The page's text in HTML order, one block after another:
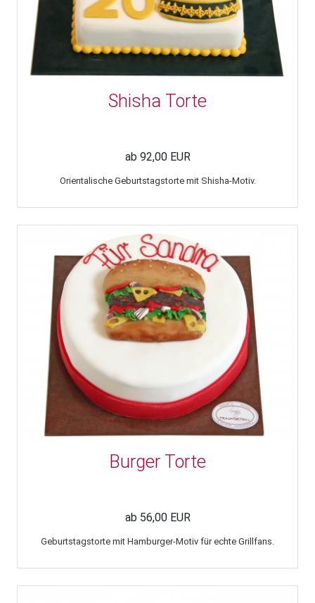
Shisha Torte
ab 92,00 EUR
Orientalische Geburtstagstorte mit Shisha-Motiv.
Burger Torte
ab 56,00 EUR
Geburtstagstorte mit Hamburger-Motiv für echte Grillfans.